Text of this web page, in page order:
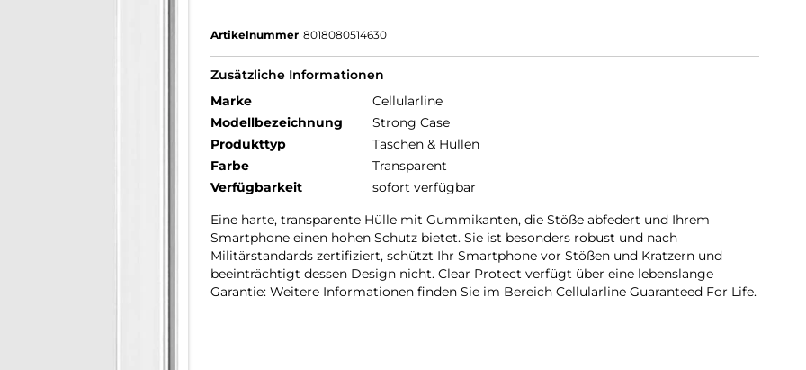
Artikelnummer 8018080514630
Zusätzliche Informationen
Marke
Cellularline
Modellbezeichnung
Strong Case
Produkttyp
Taschen & Hüllen
Farbe
Transparent
Verfügbarkeit
sofort verfügbar
Eine harte, transparente Hülle mit Gummikanten, die Stöße abfedert und Ihrem
Smartphone einen hohen Schutz bietet. Sie ist besonders robust und nach
Militärstandards zertifiziert, schützt Ihr Smartphone vor Stößen und Kratzern und
beeinträchtigt dessen Design nicht. Clear Protect verfügt über eine lebenslange
Garantie: Weitere Informationen finden Sie im Bereich Cellularline Guaranteed For Life.